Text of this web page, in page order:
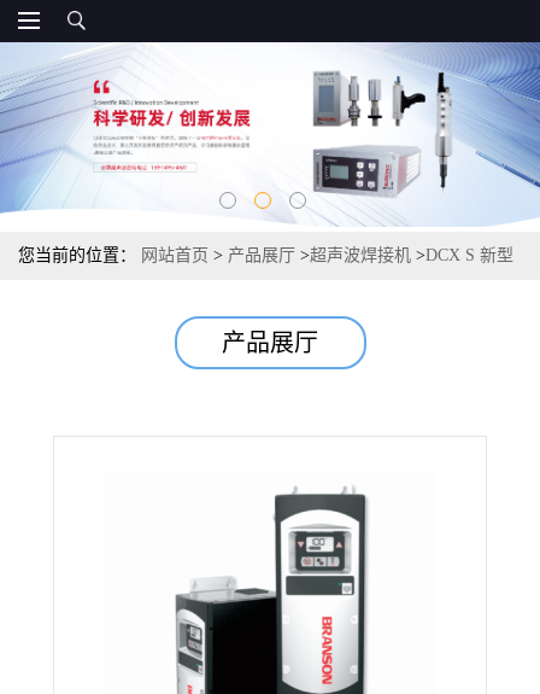
您当前的位置： 网站首页 > 产品展厅 >超声波焊接机 >DCX S 新型
产品展厅